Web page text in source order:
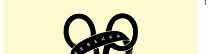
1.